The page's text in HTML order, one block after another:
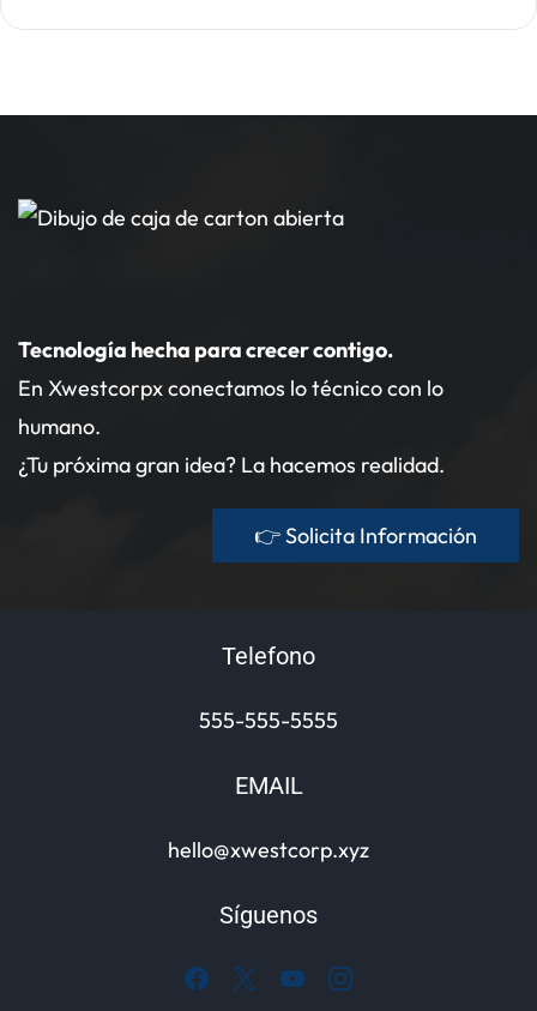
Tecnología hecha para crecer contigo.
En Xwestcorpx conectamos lo técnico con lo
humano.
¿Tu próxima gran idea? La hacemos realidad.
👉 Solicita Información
Telefono
555-555-5555
EMAIL
hello@xwestcorp.xyz
Síguenos